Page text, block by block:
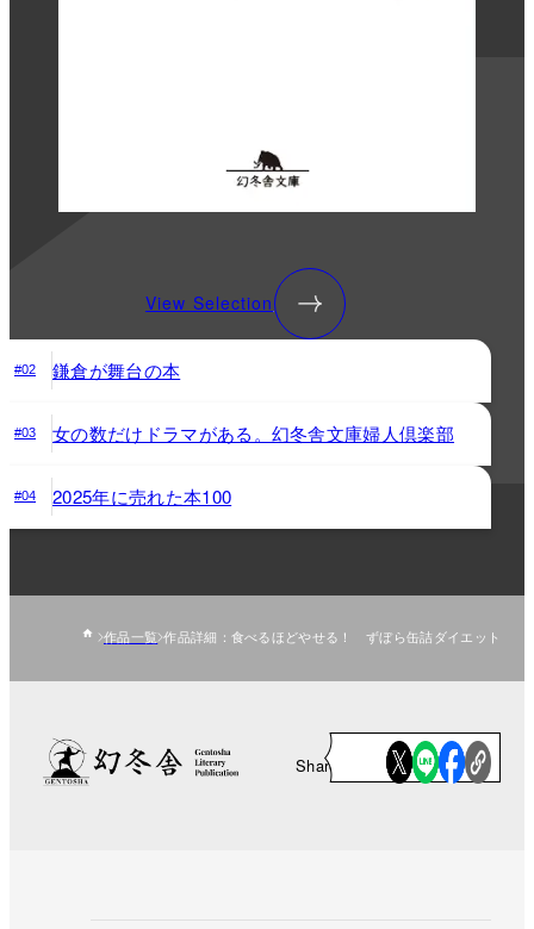
View Selection
#02 鎌倉が舞台の本
#03 女の数だけドラマがある。幻冬舎文庫婦人倶楽部
#04 2025年に売れた本100
作品一覧 作品詳細：食べるほどやせる！ ずぼら缶詰ダイエット
Share